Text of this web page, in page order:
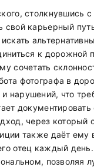
столкнувшись
свой карьерный
к дорожной
сочетать
фотографа в
нарушений, что
через
также даёт
отец каждый
позволяя